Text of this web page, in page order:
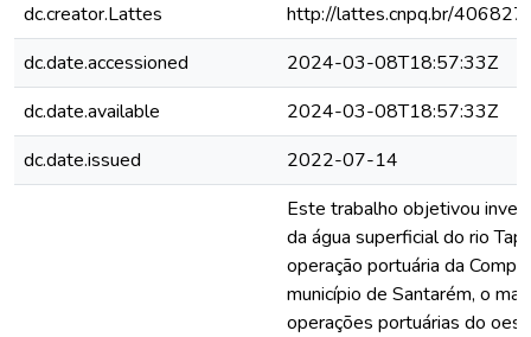
dc.creator.Lattes
http://lattes.cnpq.br/
dc.date.accessioned
2024-03-08T18:57:33Z
dc.date.available
2024-03-08T18:57:33Z
dc.date.issued
2022-07-14
Este trabalho objetivou
da água superficial do rio
operação portuária da
município de Santarém, o
operações portuárias do